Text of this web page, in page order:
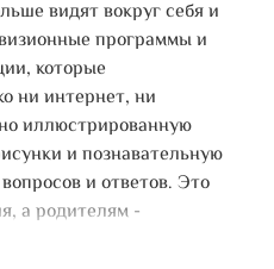
видят вокруг себя и
программы и
которые
ни интернет, ни
иллюстрированную
и познавательную
и ответов. Это
а родителям -